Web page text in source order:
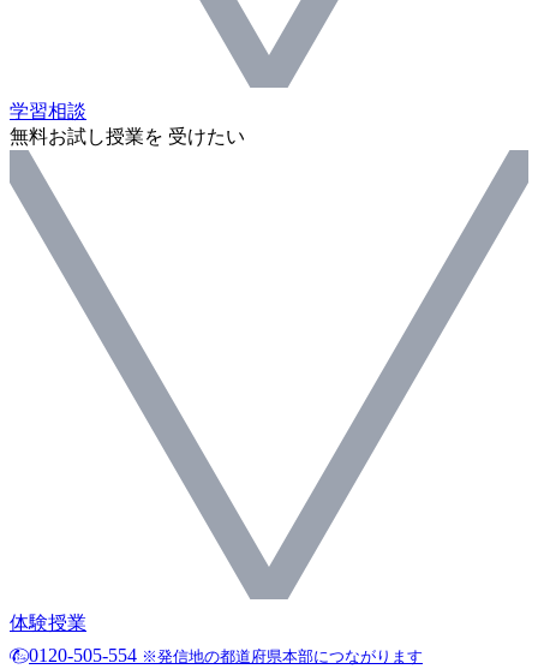
学習相談
無料お試し授業を 受けたい
体験授業
0120-505-554 ※発信地の都道府県本部につながります